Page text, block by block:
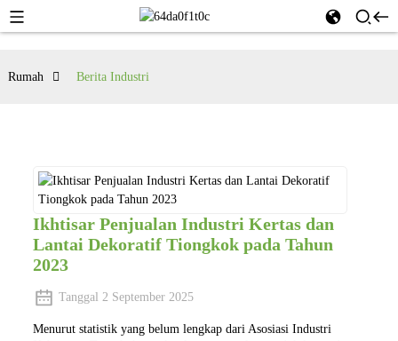
Rumah Berita Industri
Ikhtisar Penjualan Industri Kertas dan
Lantai Dekoratif Tiongkok pada Tahun
2023
Tanggal 2 September 2025
Menurut statistik yang belum lengkap dari Asosiasi Industri